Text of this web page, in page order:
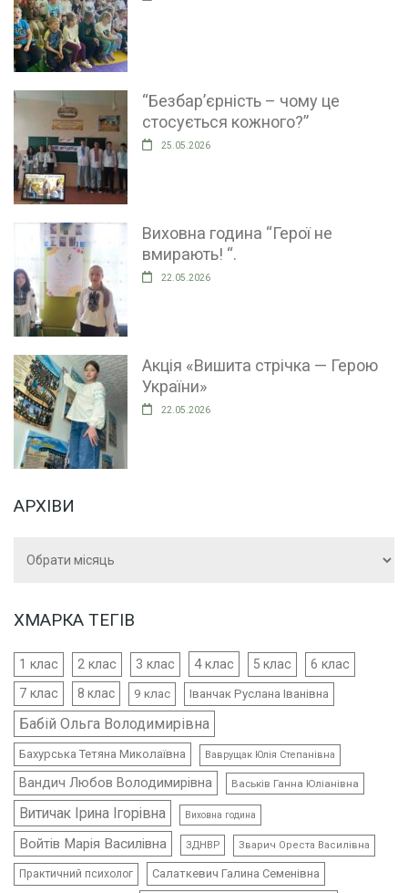
“Безбар’єрність – чому це
стосується кожного?”
25.05.2026
Виховна година “Герої не
вмирають! “.
22.05.2026
Акція «Вишита стрічка — Герою
України»
22.05.2026
АРХІВИ
ХМАРКА ТЕГІВ
1 клас 2 клас 3 клас 4 клас 5 клас 6 клас
7 клас 8 клас 9 клас Іванчак Руслана Іванівна
Бабій Ольга Володимирівна
Бахурська Тетяна Миколаївна Ваврущак Юлія Степанівна
Вандич Любов Володимирівна Васьків Ганна Юліанівна
Витичак Ірина Ігорівна Виховна година
Войтів Марія Василівна ЗДНВР Зварич Ореста Василівна
Практичний психолог Салаткевич Галина Семенівна